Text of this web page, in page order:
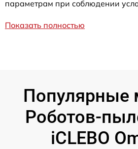
параметрам при соблюдении
Показать полностью
Популярные
Роботов-
iCLEBO